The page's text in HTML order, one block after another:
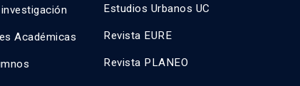
Académicas
Estudios Urbanos UC
Revista EURE
Revista PLANEO